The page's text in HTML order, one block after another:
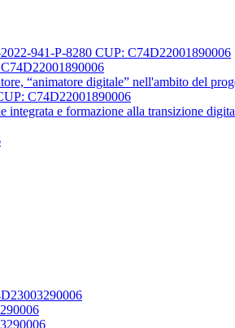
941-P-8280 CUP: C74D22001890006
“animatore digitale” nell'ambito del
C74D22001890006
e formazione alla transizione